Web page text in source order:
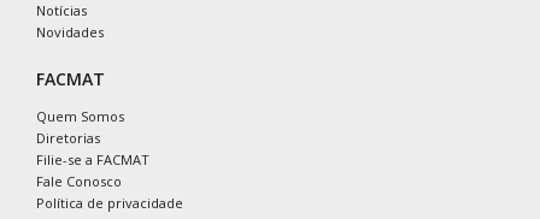
Notícias
Novidades
FACMAT
Quem Somos
Diretorias
Filie-se a FACMAT
Fale Conosco
Política de privacidade